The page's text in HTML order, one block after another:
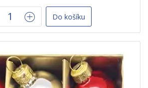
Do košíku